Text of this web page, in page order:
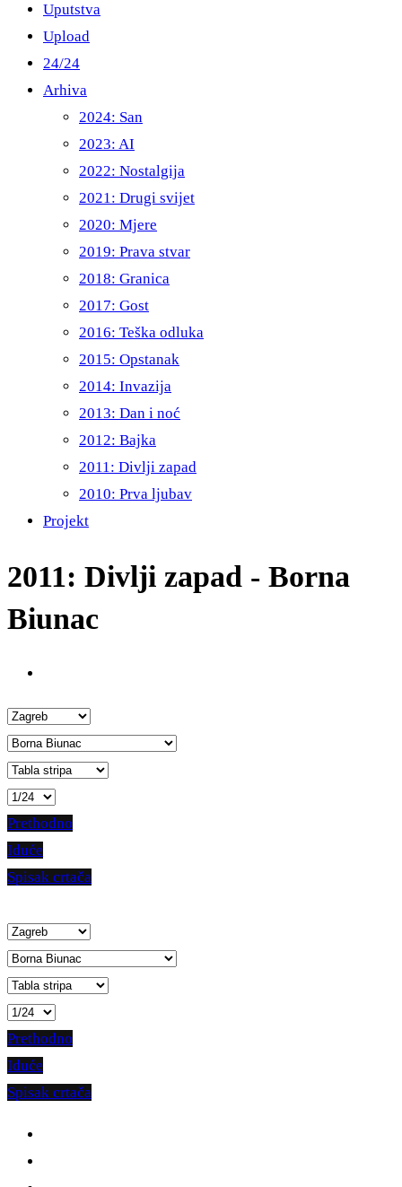
Uputstva
Upload
24/24
Arhiva
2024: San
2023: AI
2022: Nostalgija
2021: Drugi svijet
2020: Mjere
2019: Prava stvar
2018: Granica
2017: Gost
2016: Teška odluka
2015: Opstanak
2014: Invazija
2013: Dan i noć
2012: Bajka
2011: Divlji zapad
2010: Prva ljubav
Projekt
2011: Divlji zapad - Borna
Biunac
Prethodno
Iduće
Spisak crtača
Prethodno
Iduće
Spisak crtača